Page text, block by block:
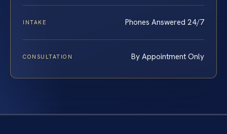
INTAKE Phones Answered 24/7
CONSULTATION By Appointment Only